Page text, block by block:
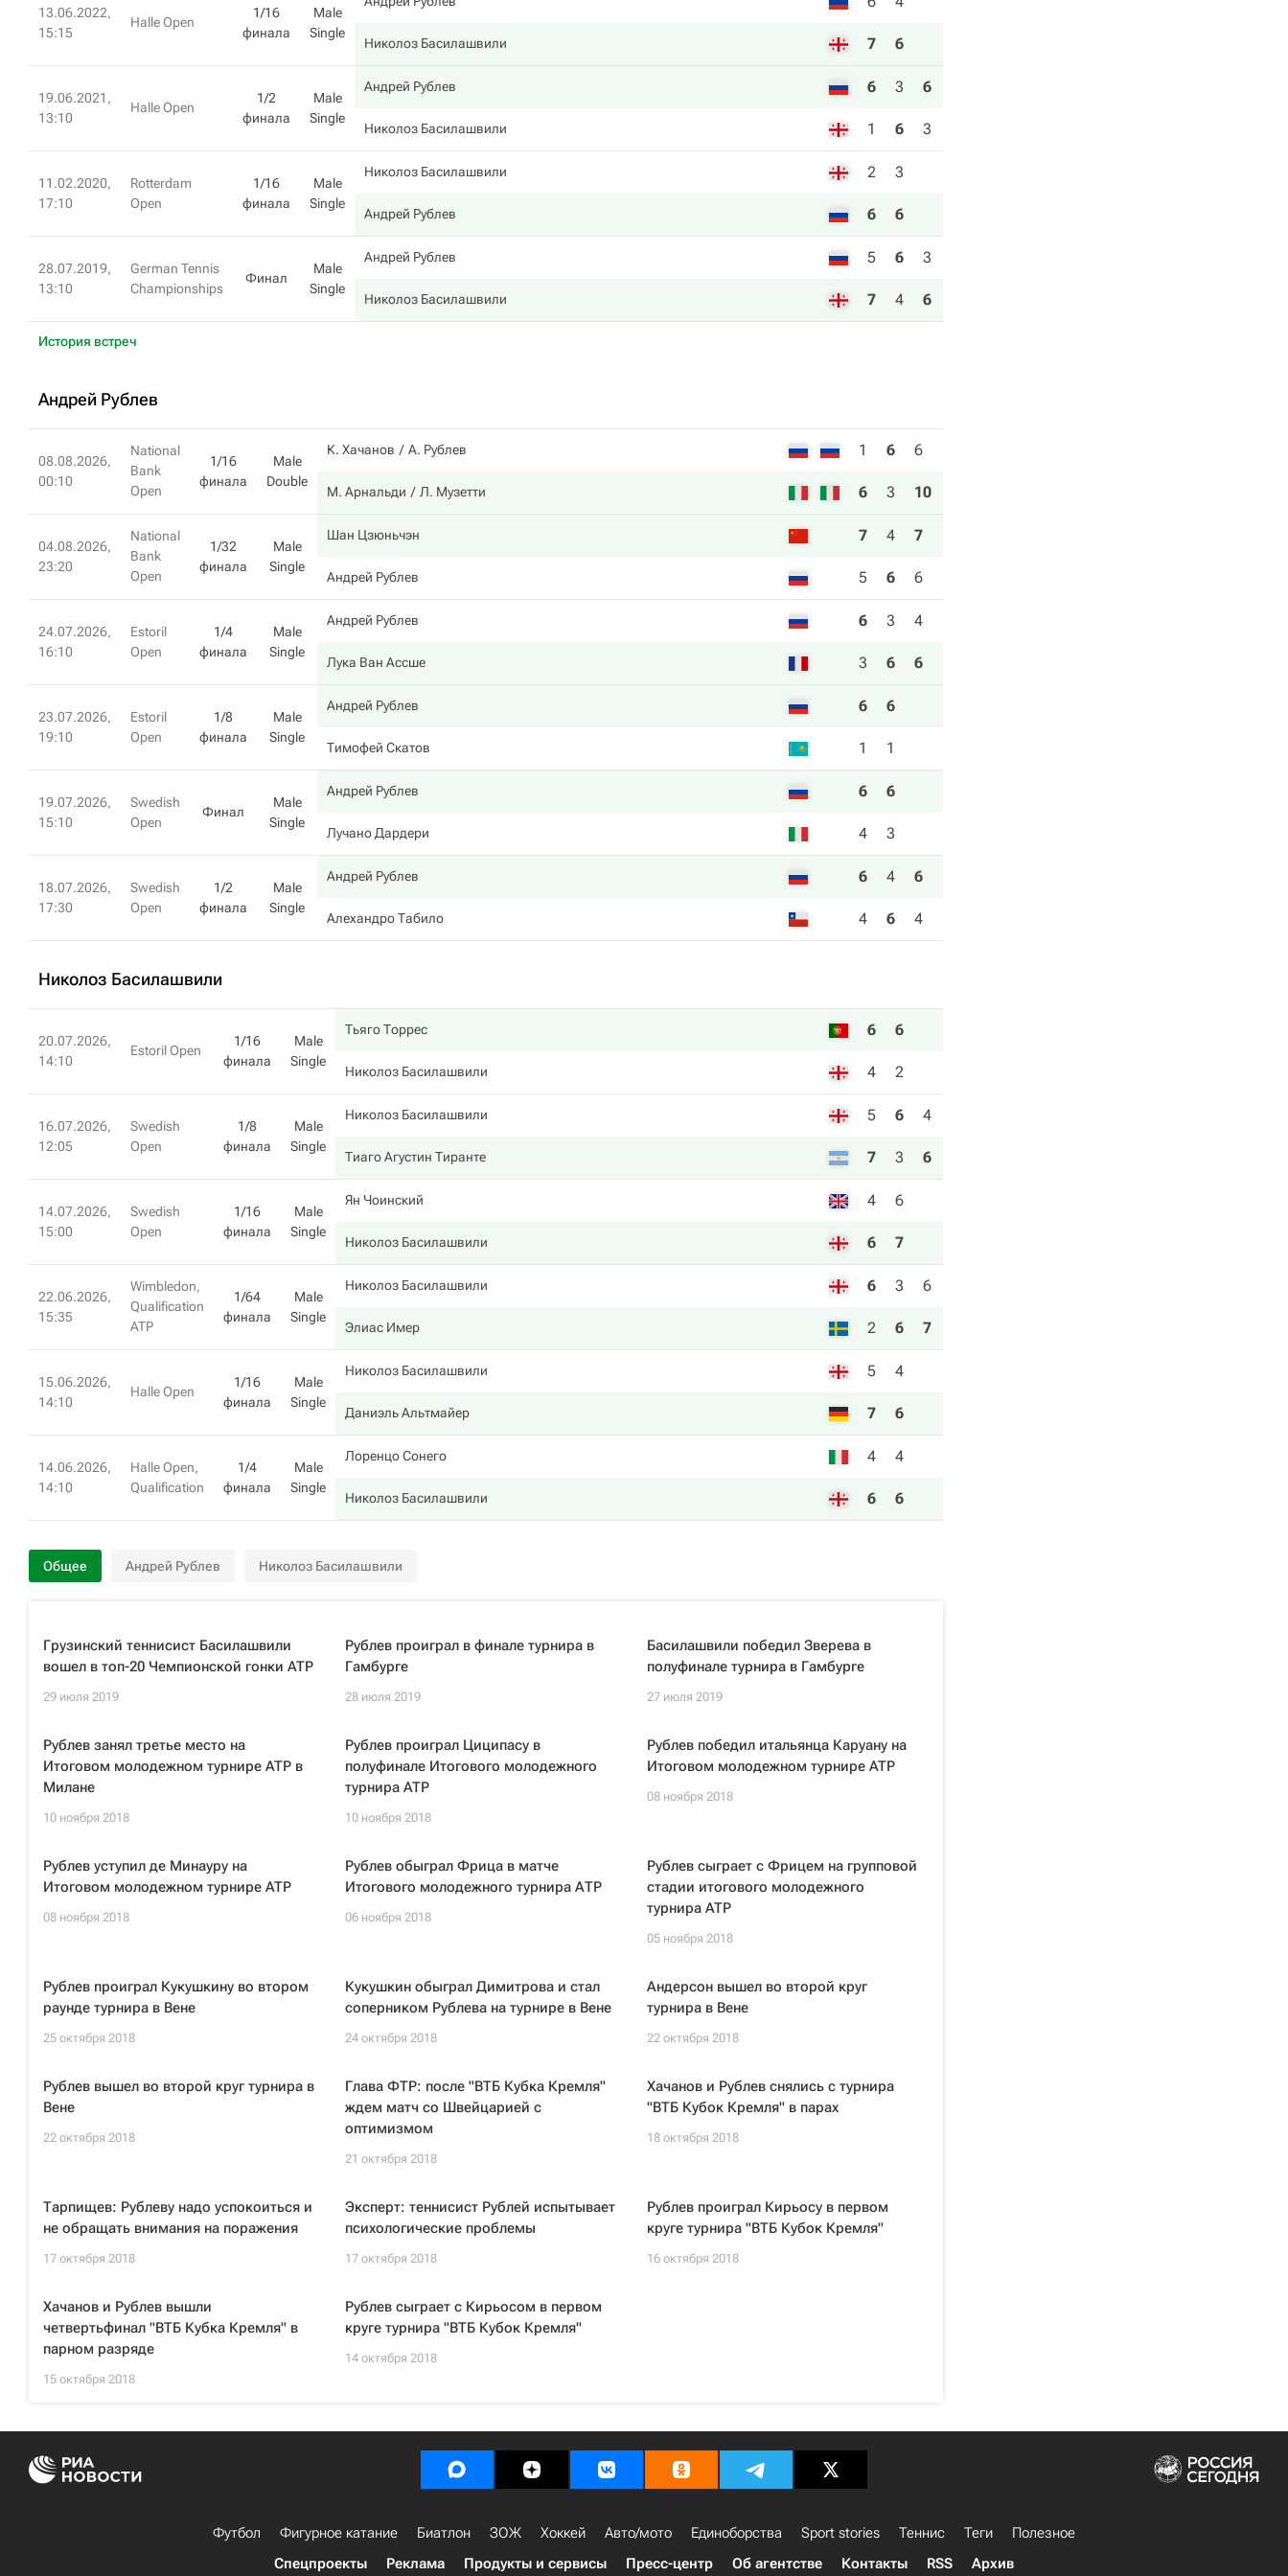
13.06.2022,
15:15
Halle Open
1/16
финала
Male
Single
Николоз Басилашвили 7 6
19.06.2021,
13:10
Halle Open
1/2
финала
Male
Single
Андрей Рублев 6 3 6
Николоз Басилашвили 1 6 3
11.02.2020,
17:10
Rotterdam
Open
1/16
финала
Male
Single
Николоз Басилашвили 2 3
Андрей Рублев 6 6
28.07.2019,
13:10
German Tennis
Championships
Финал
Male
Single
Андрей Рублев 5 6 3
Николоз Басилашвили 7 4 6
История встреч
Андрей Рублев
08.08.2026,
00:10
National
Bank
Open
1/16
финала
Male
Double
К. Хачанов А. Рублев 1 6 6
М. Арнальди Л. Музетти 6 3 10
04.08.2026,
23:20
National
Bank
Open
1/32
финала
Male
Single
Шан Цзюньчэн 7 4 7
Андрей Рублев 5 6 6
24.07.2026,
16:10
Estoril
Open
1/4
финала
Male
Single
Андрей Рублев 6 3 4
Лука Ван Ассше 3 6 6
23.07.2026,
19:10
Estoril
Open
1/8
финала
Male
Single
Андрей Рублев 6 6
Тимофей Скатов 1 1
19.07.2026,
15:10
Swedish
Open
Финал
Male
Single
Андрей Рублев 6 6
Лучано Дардери 4 3
18.07.2026,
17:30
Swedish
Open
1/2
финала
Male
Single
Андрей Рублев 6 4 6
Алехандро Табило 4 6 4
Николоз Басилашвили
20.07.2026,
14:10
Estoril Open
1/16
финала
Male
Single
Тьяго Торрес 6 6
Николоз Басилашвили 4 2
16.07.2026,
12:05
Swedish
Open
1/8
финала
Male
Single
Николоз Басилашвили 5 6 4
Тиаго Агустин Тиранте 7 3 6
14.07.2026,
15:00
Swedish
Open
1/16
финала
Male
Single
Ян Чоинский 4 6
Николоз Басилашвили 6 7
22.06.2026,
15:35
Wimbledon,
Qualification
ATP
1/64
финала
Male
Single
Николоз Басилашвили 6 3 6
Элиас Имер 2 6 7
15.06.2026,
14:10
Halle Open
1/16
финала
Male
Single
Николоз Басилашвили 5 4
Даниэль Альтмайер 7 6
14.06.2026,
14:10
Halle Open,
Qualification
1/4
финала
Male
Single
Лоренцо Сонего 4 4
Николоз Басилашвили 6 6
Общее Андрей Рублев Николоз Басилашвили
Грузинский теннисист Басилашвили
вошел в топ-20 Чемпионской гонки ATP
29 июля 2019
Рублев проиграл в финале турнира в
Гамбурге
28 июля 2019
Басилашвили победил Зверева в
полуфинале турнира в Гамбурге
27 июля 2019
Рублев занял третье место на
Итоговом молодежном турнире ATP в
Милане
10 ноября 2018
Рублев проиграл Циципасу в
полуфинале Итогового молодежного
турнира ATP
10 ноября 2018
Рублев победил итальянца Каруану на
Итоговом молодежном турнире ATP
08 ноября 2018
Рублев уступил де Минауру на
Итоговом молодежном турнире ATP
08 ноября 2018
Рублев обыграл Фрица в матче
Итогового молодежного турнира АТР
06 ноября 2018
Рублев сыграет с Фрицем на групповой
стадии итогового молодежного
турнира ATP
05 ноября 2018
Рублев проиграл Кукушкину во втором
раунде турнира в Вене
25 октября 2018
Кукушкин обыграл Димитрова и стал
соперником Рублева на турнире в Вене
24 октября 2018
Андерсон вышел во второй круг
турнира в Вене
22 октября 2018
Рублев вышел во второй круг турнира в
Вене
22 октября 2018
Глава ФТР: после "ВТБ Кубка Кремля"
ждем матч со Швейцарией с
оптимизмом
21 октября 2018
Хачанов и Рублев снялись с турнира
"ВТБ Кубок Кремля" в парах
18 октября 2018
Тарпищев: Рублеву надо успокоиться и
не обращать внимания на поражения
17 октября 2018
Эксперт: теннисист Рублей испытывает
психологические проблемы
17 октября 2018
Рублев проиграл Кирьосу в первом
круге турнира "ВТБ Кубок Кремля"
16 октября 2018
Хачанов и Рублев вышли
четвертьфинал "ВТБ Кубка Кремля" в
парном разряде
15 октября 2018
Рублев сыграет с Кирьосом в первом
круге турнира "ВТБ Кубок Кремля"
14 октября 2018
Футбол Фигурное катание Биатлон ЗОЖ Хоккей Авто/мото Единоборства Sport stories Теннис Теги
Полезное
Спецпроекты
Реклама Продукты и сервисы Пресс-центр Об агентстве Контакты RSS Архив